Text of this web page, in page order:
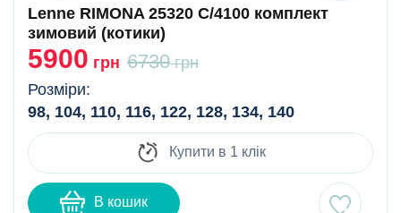
Lenne RIMONA 25320 C/4100 комплект
зимовий (котики)
5900 грн 6730грн
Розміри:
98, 104, 110, 116, 122, 128, 134, 140
Купити в 1 клік
В кошик